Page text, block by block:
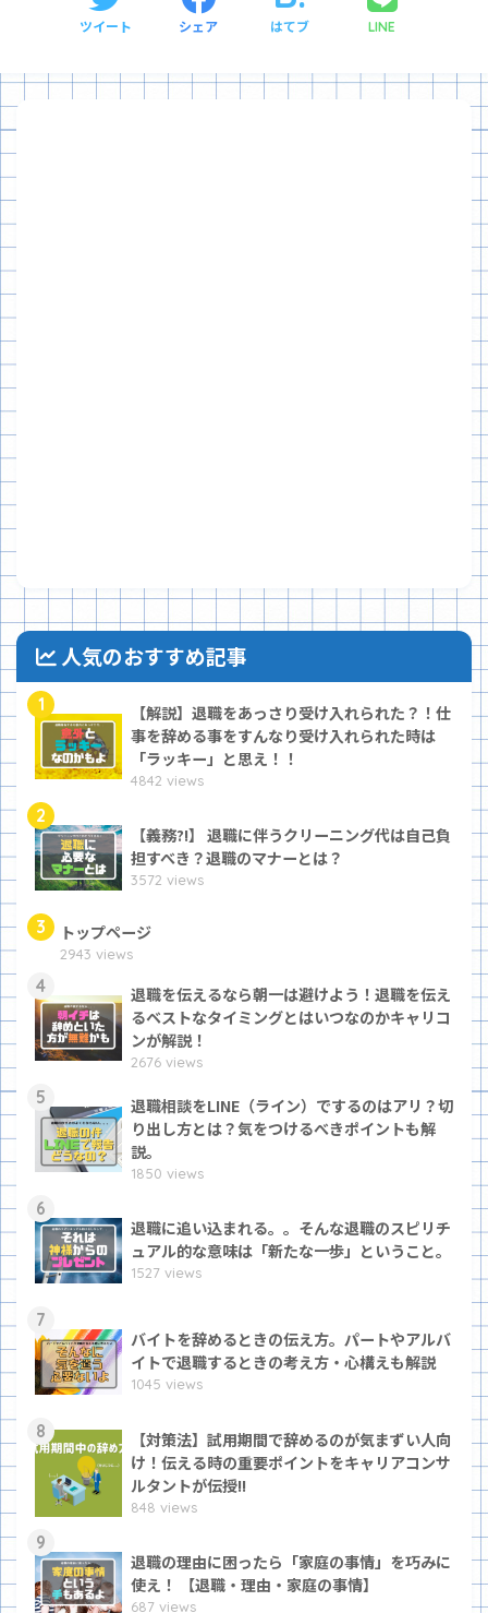
ツイート シェア はてブ LINE
人気のおすすめ記事
1
【解説】退職をあっさり受け入れられた？！仕
事を辞める事をすんなり受け入れられた時は
「ラッキー」と思え！！
4842 views
2
【義務?!】 退職に伴うクリーニング代は自己負
担すべき？退職のマナーとは？
3572 views
3 トップページ
2943 views
4
退職を伝えるなら朝一は避けよう！退職を伝え
るベストなタイミングとはいつなのかキャリコ
ンが解説！
2676 views
5
退職相談をLINE（ライン）でするのはアリ？切
り出し方とは？気をつけるべきポイントも解
説。
1850 views
6
退職に追い込まれる。。そんな退職のスピリチ
ュアル的な意味は「新たな一歩」ということ。
1527 views
7
バイトを辞めるときの伝え方。パートやアルバ
イトで退職するときの考え方・心構えも解説
1045 views
8
【対策法】試用期間で辞めるのが気まずい人向
け！伝える時の重要ポイントをキャリアコンサ
ルタントが伝授!!
848 views
9
退職の理由に困ったら「家庭の事情」を巧みに
使え！ 【退職・理由・家庭の事情】
687 views